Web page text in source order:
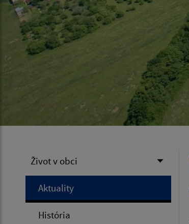
Život v obci
Aktuality
História